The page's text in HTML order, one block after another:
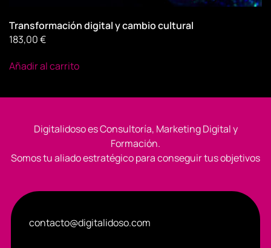
Transformación digital y cambio cultural
183,00€
Añadir al carrito
Digitalidoso es Consultoría, Marketing Digital y
Formación.
Somos tu aliado estratégico para conseguir tus objetivos
contacto@digitalidoso.com